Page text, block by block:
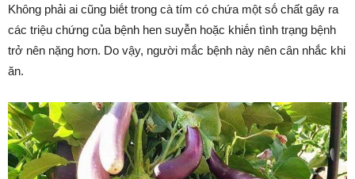
Khȏng phải ai cũng biḗt trong cà tím có chứa một sṓ chất gȃy ra
các triệu chứng của bệnh hen suyễn hoặc khiḗn tình trạng bệnh
trở nên nặng hơn. Do vậy, người mắc bệnh này nên cȃn nhắc khi
ăn.